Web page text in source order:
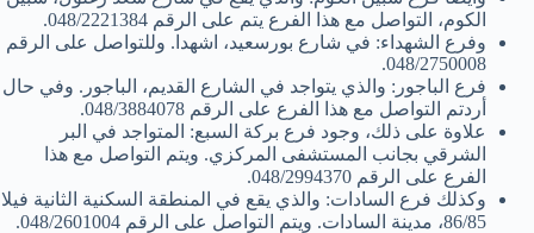
الكوم، التواصل مع هذا الفرع يتم على الرقم 048/2221384.
وفرع الشهداء: في شارع بورسعيد، اشهدا. وللتواصل على الرقم
048/2750008.
فرع الباجور: والذي يتواجد في الشارع القديم، الباجور. وفي حال
أردتم التواصل مع هذا الفرع على الرقم 048/3884078.
علاوة على ذلك، وجود فرع بركة السبع: المتواجد في البر
الشرقي بجانب المستشفى المركزي. ويتم التواصل مع هذا
الفرع على الرقم 048/2994370.
وكذلك فرع السادات: والذي يقع في المنطقة السكنية الثانية فيلا
86/85، مدينة السادات. ويتم التواصل على الرقم 048/2601004.